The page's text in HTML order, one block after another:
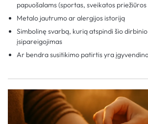
papuošalams (sportas, sveikatos
Metalo jautrumo ar alergijos istoriją
Simbolinę svarbą, kurią atspindi šio
įsipareigojimas
Ar bendra susitikimo patirtis yra